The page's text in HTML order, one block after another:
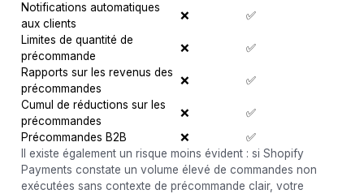
Notifications automatiques
aux clients
❌
✅
Limites de quantité de
précommande
❌
✅
Rapports sur les revenus des
précommandes
❌
✅
Cumul de réductions sur les
précommandes
❌
✅
Précommandes B2B
❌
✅
Il existe également un risque moins évident : si Shopify
Payments constate un volume élevé de commandes non
exécutées sans contexte de précommande clair, votre